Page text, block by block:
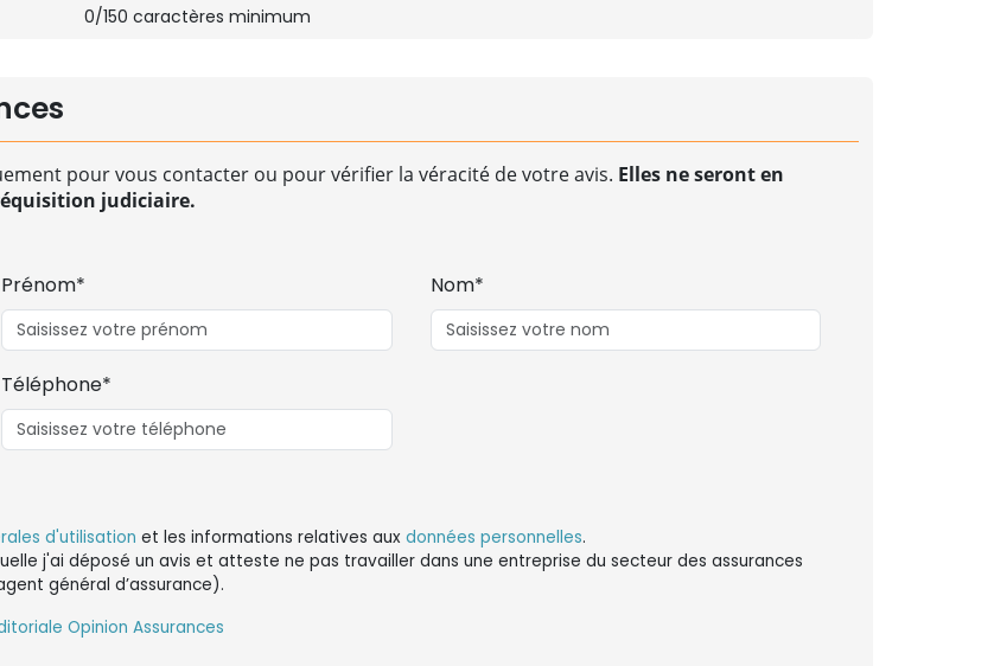
0/150 caractères minimum
pour vous contacter ou pour vérifier la véracité de votre avis. Elles ne seront en
judiciaire.
Prénom* Nom*
Téléphone*
d'utilisation et les informations relatives aux données personnelles.
j'ai déposé un avis et atteste ne pas travailler dans une entreprise du secteur des assurances
général d’assurance).
Opinion Assurances